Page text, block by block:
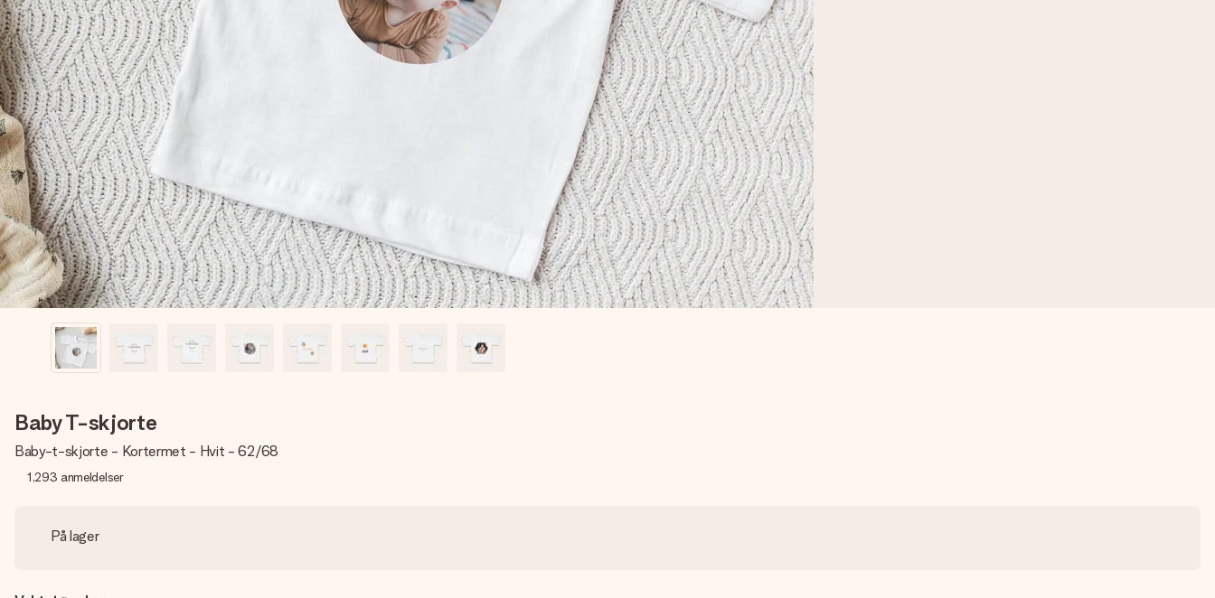
Baby T-skjorte
Baby-t-skjorte - Kortermet - Hvit - 62/68
1,293 anmeldelser
På lager